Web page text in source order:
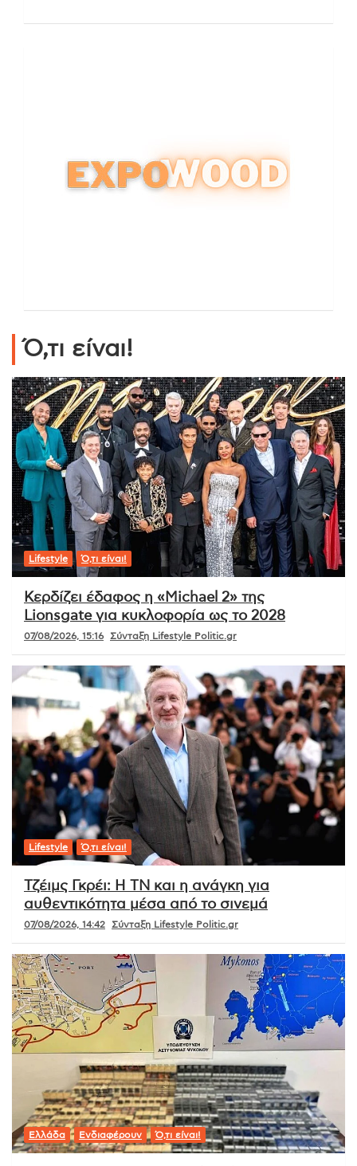
Ό,τι είναι!
Lifestyle Ό,τι είναι!
Κερδίζει έδαφος η «Michael 2» της
Lionsgate για κυκλοφορία ως το 2028
07/08/2026, 15:16 Σύνταξη Lifestyle Politic.gr
Lifestyle Ό,τι είναι!
Τζέιμς Γκρέι: Η ΤΝ και η ανάγκη για
αυθεντικότητα μέσα από το σινεμά
07/08/2026, 14:42 Σύνταξη Lifestyle Politic.gr
Ελλάδα Ενδιαφέρουν Ό,τι είναι!